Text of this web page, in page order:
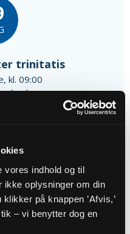
vores indhold og til
ikke oplysninger om din
på knappen ’Afvis,’
– vi benytter dog en
trinitatis
kl. 09:00
trinitatis
kl. 10:00
Hou